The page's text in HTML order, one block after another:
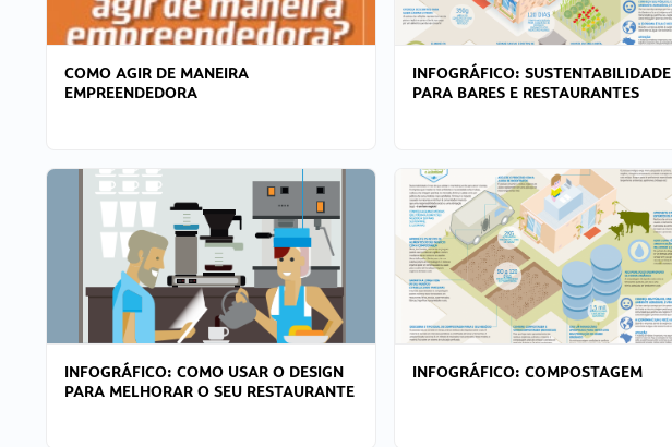
COMO AGIR DE MANEIRA
EMPREENDEDORA
INFOGRÁFICO: SUSTENTABILIDADE
PARA BARES E RESTAURANTES
INFOGRÁFICO: COMO USAR O DESIGN
PARA MELHORAR O SEU RESTAURANTE
INFOGRÁFICO: COMPOSTAGEM